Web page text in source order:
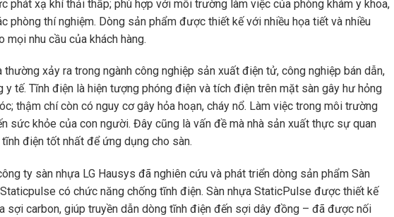
phát xạ khí thải thấp; phù hợp với môi trường làm việc của phòng khám y khoa,
phòng thí nghiệm. Dòng sản phẩm được thiết kế với nhiều họa tiết và nhiều
mọi nhu cầu của khách hàng.
thường xảy ra trong ngành công nghiệp sản xuất điện tử, công nghiệp bán dẫn,
y tế. Tĩnh điện là hiện tượng phóng điện và tích điện trên mặt sàn gây hư hỏng
thậm chí còn có nguy cơ gây hỏa hoạn, cháy nổ. Làm việc trong môi trường
sức khỏe của con người. Đây cũng là vấn đề mà nhà sản xuất thực sự quan
điện tốt nhất để ứng dụng cho sàn.
ty sàn nhựa LG Hausys đã nghiên cứu và phát triển dòng sản phẩm Sàn
có chức năng chống tĩnh điện. Sàn nhựa StaticPulse được thiết kế
sợi carbon, giúp truyền dẫn dòng tĩnh điện đến sợi dây đồng – đã được nối